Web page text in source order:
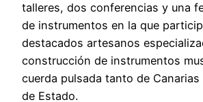
talleres, dos conferencias y una
de instrumentos en la que
destacados artesanos
construcción de instrumentos
cuerda pulsada tanto de
de Estado.